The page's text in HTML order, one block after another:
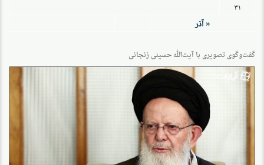
۳۱
« آذر
گفت‌وگو‌ی تصویری با آیت‌الله حسینی زنجانی